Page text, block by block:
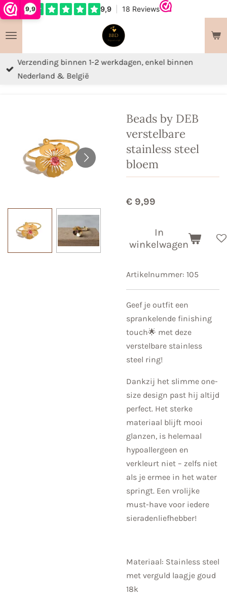
9,9
Ga
naar
de
hoofdinhoud
Verzending binnen 1-2 werkdagen, enkel binnen
Nederland & België
Beads by DEB
verstelbare
stainless steel
bloem
€ 9,99
In
winkelwagen
Artikelnummer: 105
Geef je outfit een
sprankelende finishing
touch🌟 met deze
verstelbare stainless
steel ring!
Dankzij het slimme one-
size design past hij altijd
perfect. Het sterke
materiaal blijft mooi
glanzen, is helemaal
hypoallergeen en
verkleurt niet – zelfs niet
als je ermee in het water
springt. Een vrolijke
must-have voor iedere
sieradenliefhebber!
Materiaal: Stainless steel
met verguld laagje goud
18k